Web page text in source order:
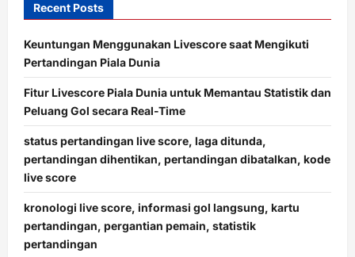
Recent Posts
Keuntungan Menggunakan Livescore saat Mengikuti
Pertandingan Piala Dunia
Fitur Livescore Piala Dunia untuk Memantau Statistik dan
Peluang Gol secara Real-Time
status pertandingan live score, laga ditunda,
pertandingan dihentikan, pertandingan dibatalkan, kode
live score
kronologi live score, informasi gol langsung, kartu
pertandingan, pergantian pemain, statistik
pertandingan